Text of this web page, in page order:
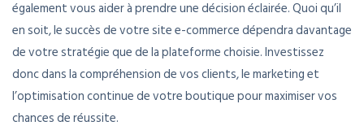
également vous aider à prendre une décision éclairée. Quoi qu’il
en soit, le succès de votre site e-commerce dépendra davantage
de votre stratégie que de la plateforme choisie. Investissez
donc dans la compréhension de vos clients, le marketing et
l’optimisation continue de votre boutique pour maximiser vos
chances de réussite.